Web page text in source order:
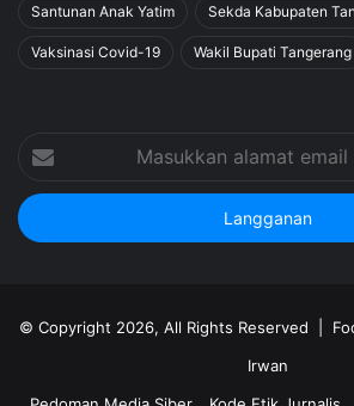
Santunan Anak Yatim Sekda Kabupaten
Vaksinasi Covid-19 Wakil Bupati Tangerang
alamat
email
Anda
© Copyright 2026, All Rights Reserved |
Irwan